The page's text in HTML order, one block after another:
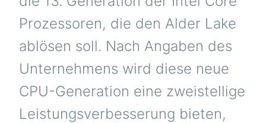
Prozessoren, die den Alder Lake
ablösen soll. Nach Angaben des
Unternehmens wird diese neue
CPU-Generation eine zweistellige
Leistungsverbesserung bieten,